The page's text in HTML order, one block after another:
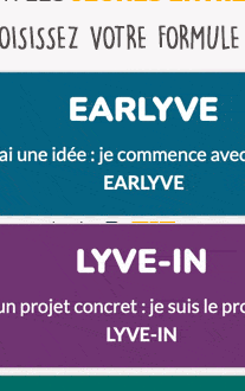
Séduit par la formule «
avons joué le jeu et
sans savoir à
nous avons pris un
Again » Julien Pilon
et le repas. Un excellent
fraîches grillées et
caviar d’aubergine,
la Ferme de la